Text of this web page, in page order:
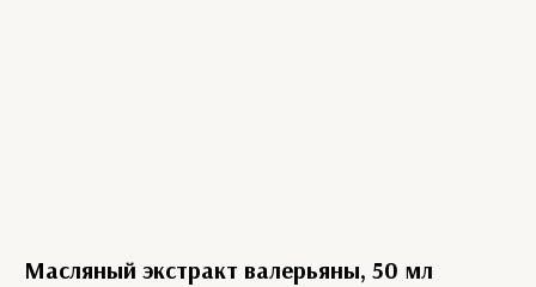
Масляный экстракт валерьяны, 50 мл